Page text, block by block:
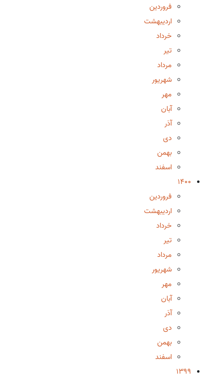
فروردین
اردیبهشت
خرداد
تیر
مرداد
شهریور
مهر
آبان
آذر
دی
بهمن
اسفند
1400
فروردین
اردیبهشت
خرداد
تیر
مرداد
شهریور
مهر
آبان
آذر
دی
بهمن
اسفند
1399